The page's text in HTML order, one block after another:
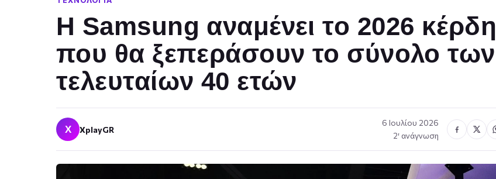
Η Samsung αναμένει το 2026 κέρδη
που θα ξεπεράσουν το σύνολο των
τελευταίων 40 ετών
X XplayGR
6 Ιουλίου 2026
2′ ανάγνωση